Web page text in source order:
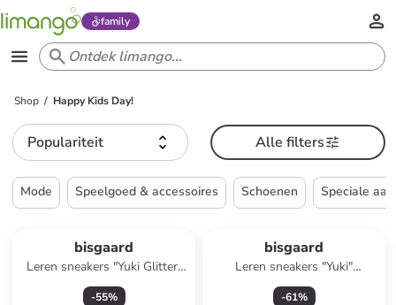
family
Shop Happy Kids Day!
Populariteit Alle filters
Mode Speelgoed & accessoires Schoenen Speciale
bisgaard
Leren sneakers "Yuki Glitter"
paars/beige
-55%
bisgaard
Leren sneakers "Yuki"
paars/oranje
-61%